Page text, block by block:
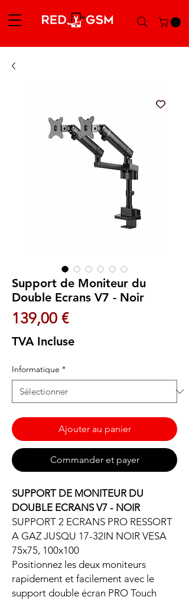
Support de Moniteur du
Double Ecrans V7 - Noir
139,00 €Prix
TVA Incluse
Informatique *
Ajouter au panier
Commander et payer
SUPPORT DE MONITEUR DU
DOUBLE ECRANS V7 - NOIR
SUPPORT 2 ECRANS PRO RESSORT
A GAZ JUSQU 17-32IN NOIR VESA
75x75, 100x100
Positionnez les deux moniteurs
rapidement et facilement avec le
support double écran PRO Touch